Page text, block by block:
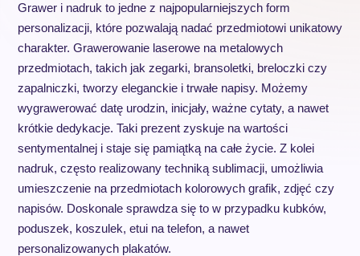
Grawer i nadruk to jedne z najpopularniejszych form
personalizacji, które pozwalają nadać przedmiotowi unikatowy
charakter. Grawerowanie laserowe na metalowych
przedmiotach, takich jak zegarki, bransoletki, breloczki czy
zapalniczki, tworzy eleganckie i trwałe napisy. Możemy
wygrawerować datę urodzin, inicjały, ważne cytaty, a nawet
krótkie dedykacje. Taki prezent zyskuje na wartości
sentymentalnej i staje się pamiątką na całe życie. Z kolei
nadruk, często realizowany techniką sublimacji, umożliwia
umieszczenie na przedmiotach kolorowych grafik, zdjęć czy
napisów. Doskonale sprawdza się to w przypadku kubków,
poduszek, koszulek, etui na telefon, a nawet
personalizowanych plakatów.